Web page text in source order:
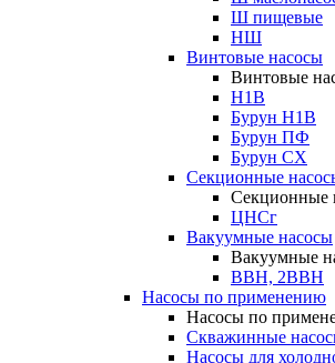
Ш пищевые
НШ
Винтовые насосы
Винтовые
Н1В
Бурун Н1В
Бурун ПФ
Бурун СХ
Секционные
Секционные
ЦНСг
Вакуумные насосы
Вакуумные
ВВН, 2ВВН
Насосы по применению
Насосы по
Скважинные
Насосы для